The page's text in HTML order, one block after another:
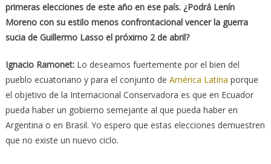
primeras elecciones de este año en ese país. ¿Podrá Lenín
Moreno con su estilo menos confrontacional vencer la guerra
sucia de Guillermo Lasso el próximo 2 de abril?
Ignacio Ramonet:Lo deseamos fuertemente por el bien del
pueblo ecuatoriano y para el conjunto de América Latina porque
el objetivo de la Internacional Conservadora es que en Ecuador
pueda haber un gobierno semejante al que pueda haber en
Argentina o en Brasil. Yo espero que estas elecciones demuestren
que no existe un nuevo ciclo.